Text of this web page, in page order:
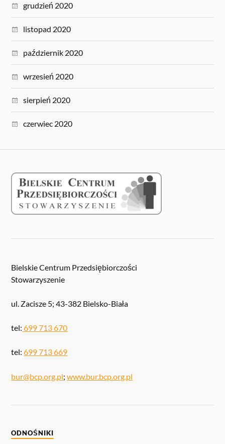
grudzień 2020
listopad 2020
październik 2020
wrzesień 2020
sierpień 2020
czerwiec 2020
Bielskie Centrum Przedsiębiorczości
Stowarzyszenie
ul. Zacisze 5; 43-382 Bielsko-Biała
tel: 699 713 670
tel:699 713 669
bur@bcp.org.pl;www.bur.bcp.org.pl
ODNOŚNIKI